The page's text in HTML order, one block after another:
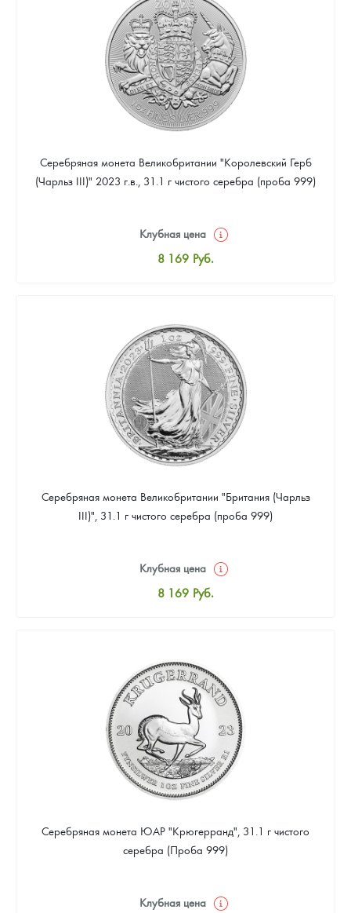
Звоните
Серебряная монета Великобритании "Королевский Герб
(Чарльз III)" 2023 г.в., 31.1 г чистого серебра (проба 999)
Клубная цена
8 169 Руб.
Цена выкупа
Звоните
Серебряная монета Великобритании "Британия (Чарльз
III)", 31.1 г чистого серебра (проба 999)
Клубная цена
8 169 Руб.
Звоните
Серебряная монета ЮАР "Крюгерранд", 31.1 г чистого
серебра (Проба 999)
Клубная цена